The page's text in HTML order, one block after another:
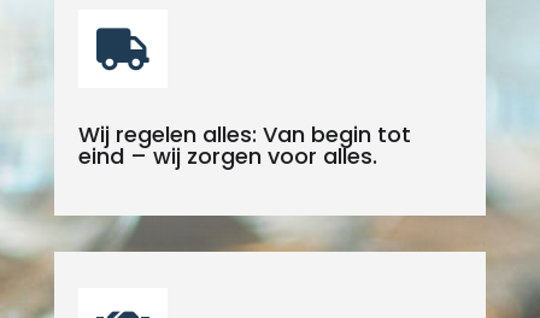

Wij regelen alles: Van begin tot
eind – wij zorgen voor alles.